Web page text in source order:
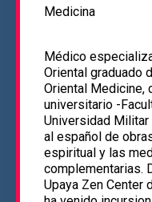
Medicina
Médico
Oriental graduado
Oriental Medicine,
universitario -
Universidad Militar
al español de
espiritual y las
complementarias.
Upaya Zen Center